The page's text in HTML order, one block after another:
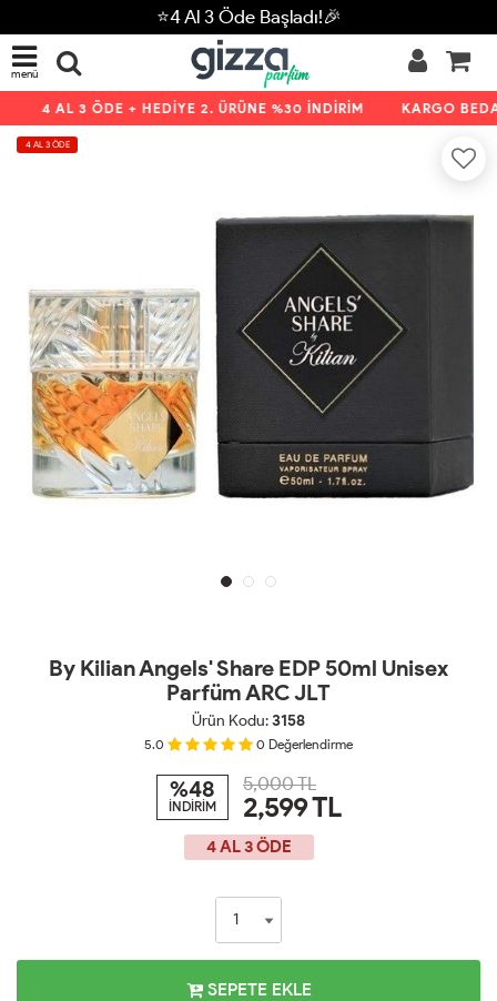
⭐4 Al 3 Öde Başladı!🎉
menü
4 AL 3 ÖDE + HEDİYE 2. ÜRÜNE %30 İNDİRİM KARGO
4 AL 3 ÖDE
By Kilian Angels' Share EDP 50ml Unisex
Parfüm ARC JLT
Ürün Kodu:3158
5.0 0 Değerlendirme
%48
İNDİRİM
5,000 TL
2,599TL
4 AL 3 ÖDE
SEPETE EKLE